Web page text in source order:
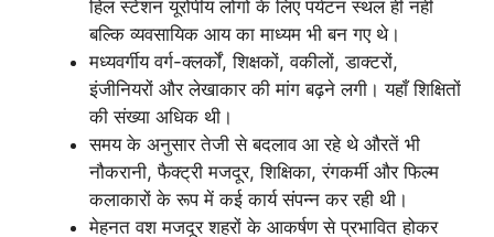
हिल स्टेशन यूरोपीय लोगों के लिए पर्यटन स्थल ही नहीं
बल्कि व्यवसायिक आय का माध्यम भी बन गए थे।
मध्यवर्गीय वर्ग-क्लर्कों, शिक्षकों, वकीलों, डाक्टरों,
इंजीनियरों और लेखाकार की मांग बढ़ने लगी। यहाँ शिक्षितों
की संख्या अधिक थी।
समय के अनुसार तेजी से बदलाव आ रहे थे औरतें भी
नौकरानी, फैक्ट्री मजदूर, शिक्षिका, रंगकर्मी और फिल्म
कलाकारों के रूप में कई कार्य संपन्न कर रही थी।
मेहनत वश मजदूर शहरों के आकर्षण से प्रभावित होकर